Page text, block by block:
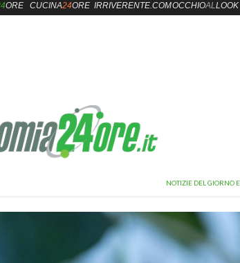
ORE CUCINA24ORE IRRIVERENTE.COMOCCHIOALLOOK